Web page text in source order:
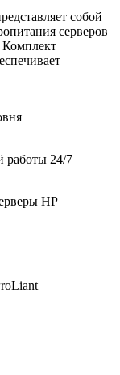
собой
серверов
Комплект
работы 24/7
HP